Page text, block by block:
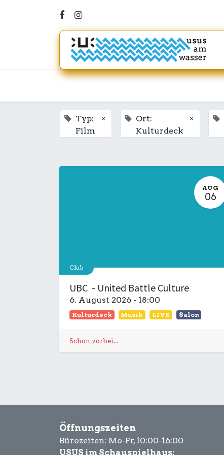
Typ:
Film
×
Ort:
Kulturdeck
×
AUG
06
Club
UBC - United Battle Culture
6. August 2026 - 18:00
Kulturdeck Musik LIVE Salon
Schon vorbei...
Öffnungszeiten
Bürozeiten: Mo-Fr, 10:00-16:00
USUS im Schauspielhaus: